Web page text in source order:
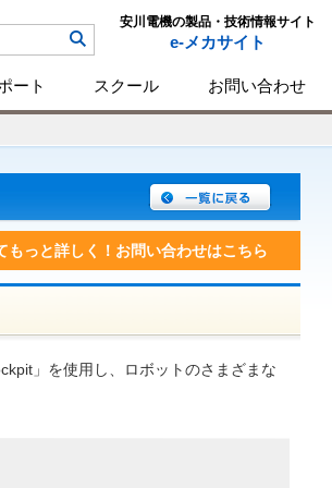
安川電機の製品・技術情報サイト
e-メカサイト
ート スクール お問い合わせ
もっと詳しく！お問い合わせはこちら
」を使用し、ロボットのさまざまな